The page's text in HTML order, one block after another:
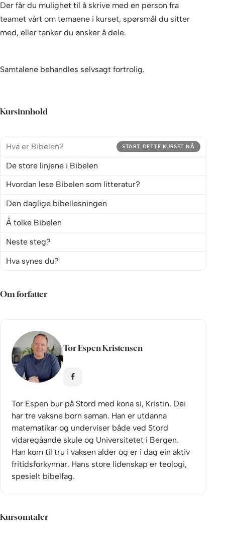
Der får du mulighet til å skrive med en person fra
teamet vårt om temaene i kurset, spørsmål du sitter
med, eller tanker du ønsker å dele.
Samtalene behandles selvsagt fortrolig.
Kursinnhold
Hva er Bibelen? START DETTE KURSET NÅ
De store linjene i Bibelen
Hvordan lese Bibelen som litteratur?
Den daglige bibellesningen
Å tolke Bibelen
Neste steg?
Hva synes du?
Om forfatter
Tor Espen Kristensen
Tor Espen bur på Stord med kona si, Kristin. Dei
har tre vaksne born saman. Han er utdanna
matematikar og underviser både ved Stord
vidaregåande skule og Universitetet i Bergen.
Han kom til tru i vaksen alder og er i dag ein aktiv
fritidsforkynnar. Hans store lidenskap er teologi,
spesielt bibelfag.
Kursomtaler